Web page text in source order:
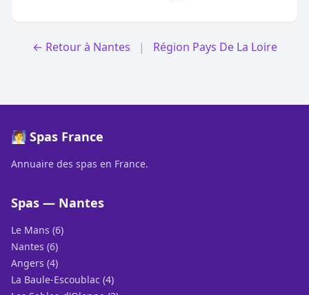
← Retour à Nantes | Région Pays De La Loire
🧖 Spas France
Annuaire des spas en France.
Spas — Nantes
Le Mans (6)
Nantes (6)
Angers (4)
La Baule-Escoublac (4)